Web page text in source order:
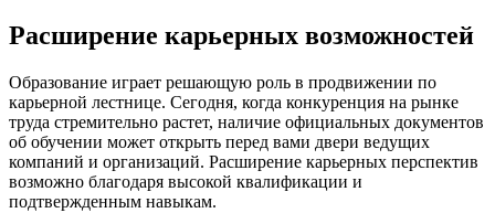
Расширение карьерных возможностей
Образование играет решающую роль в продвижении по
карьерной лестнице. Сегодня, когда конкуренция на рынке
труда стремительно растет, наличие официальных документов
об обучении может открыть перед вами двери ведущих
компаний и организаций. Расширение карьерных перспектив
возможно благодаря высокой квалификации и
подтвержденным навыкам.